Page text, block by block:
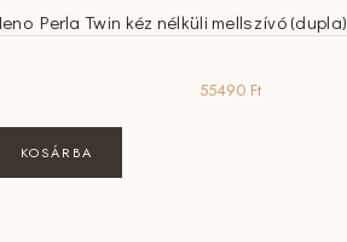
Perla Twin kéz nélküli mellszívó (dupla)
55490 Ft
KOSÁRBA